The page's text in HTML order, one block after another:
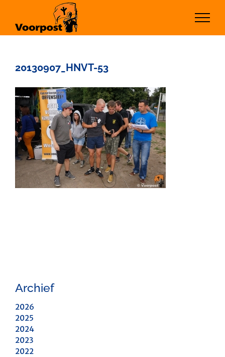
inhoud
20130907_HNVT-53
Archief
2026
2025
2024
2023
2022